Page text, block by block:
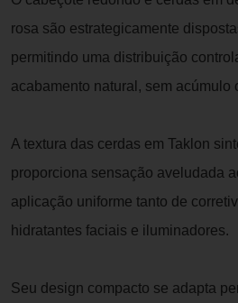
rosa são estrategicamente
permitindo uma distribuição
acabamento natural, sem acúmulo
A textura das cerdas em Taklon
proporciona sensação aveludada
aplicação uniforme tanto de
hidratantes faciais e iluminadores.
Seu design compacto se adapta